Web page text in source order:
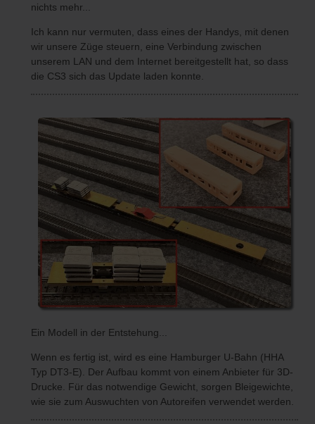
nichts mehr...
Ich kann nur vermuten, dass eines der Handys, mit denen
wir unsere Züge steuern, eine Verbindung zwischen
unserem LAN und dem Internet bereitgestellt hat, so dass
die CS3 sich das Update laden konnte.
Ein Modell in der Entstehung...
Wenn es fertig ist, wird es eine Hamburger U-Bahn (HHA
Typ DT3-E). Der Aufbau kommt von einem Anbieter für 3D-
Drucke. Für das notwendige Gewicht, sorgen Bleigewichte,
wie sie zum Auswuchten von Autoreifen verwendet werden.